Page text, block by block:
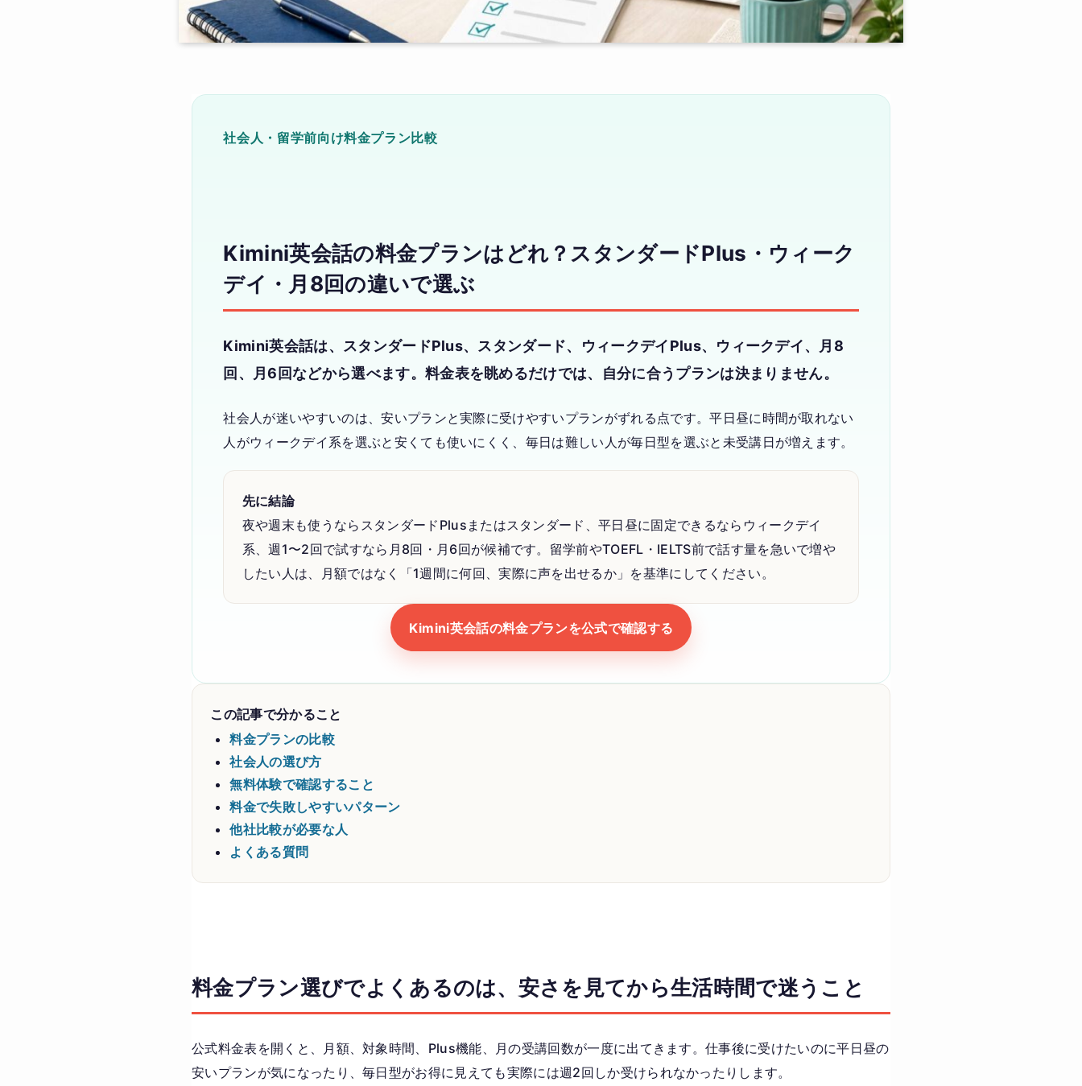
社会人・留学前向け料金プラン比較
Kimini英会話の料金プランはどれ？スタンダードPlus・ウィーク
デイ・月8回の違いで選ぶ
Kimini英会話は、スタンダードPlus、スタンダード、ウィークデイPlus、ウィークデイ、月8
回、月6回などから選べます。料金表を眺めるだけでは、自分に合うプランは決まりません。
社会人が迷いやすいのは、安いプランと実際に受けやすいプランがずれる点です。平日昼に時間が取れない
人がウィークデイ系を選ぶと安くても使いにくく、毎日は難しい人が毎日型を選ぶと未受講日が増えます。
先に結論
夜や週末も使うならスタンダードPlusまたはスタンダード、平日昼に固定できるならウィークデイ
系、週1〜2回で試すなら月8回・月6回が候補です。留学前やTOEFL・IELTS前で話す量を急いで増や
したい人は、月額ではなく「1週間に何回、実際に声を出せるか」を基準にしてください。
Kimini英会話の料金プランを公式で確認する
この記事で分かること
料金プランの比較
社会人の選び方
無料体験で確認すること
料金で失敗しやすいパターン
他社比較が必要な人
よくある質問
料金プラン選びでよくあるのは、安さを見てから生活時間で迷うこと
公式料金表を開くと、月額、対象時間、Plus機能、月の受講回数が一度に出てきます。仕事後に受けたいのに平日昼の
安いプランが気になったり、毎日型がお得に見えても実際には週2回しか受けられなかったりします。